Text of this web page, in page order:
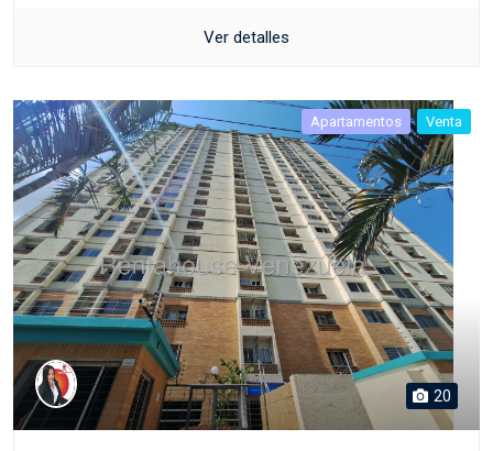
Ver detalles
Apartamentos Venta
20